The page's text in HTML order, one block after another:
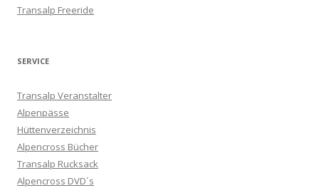
Transalp Freeride
SERVICE
Transalp Veranstalter
Alpenpässe
Hüttenverzeichnis
Alpencross Bücher
Transalp Rucksack
Alpencross DVD´s